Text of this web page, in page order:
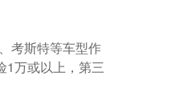
考斯特等车型作
1万或以上，第三